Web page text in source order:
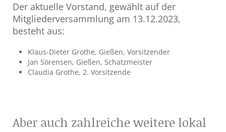
Der aktuelle Vorstand, gewählt auf der
Mitgliederversammlung am 13.12.2023,
besteht aus:
Klaus-Dieter Grothe, Gießen, Vorsitzender
Jan Sörensen, Gießen, Schatzmeister
Claudia Grothe, 2. Vorsitzende
Aber auch zahlreiche weitere lokal